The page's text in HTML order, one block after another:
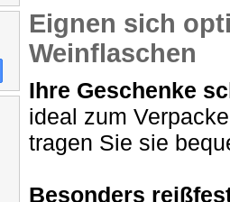
Eignen sich
Weinflaschen
Ihre Geschenke
ideal zum
tragen Sie sie
Besonders